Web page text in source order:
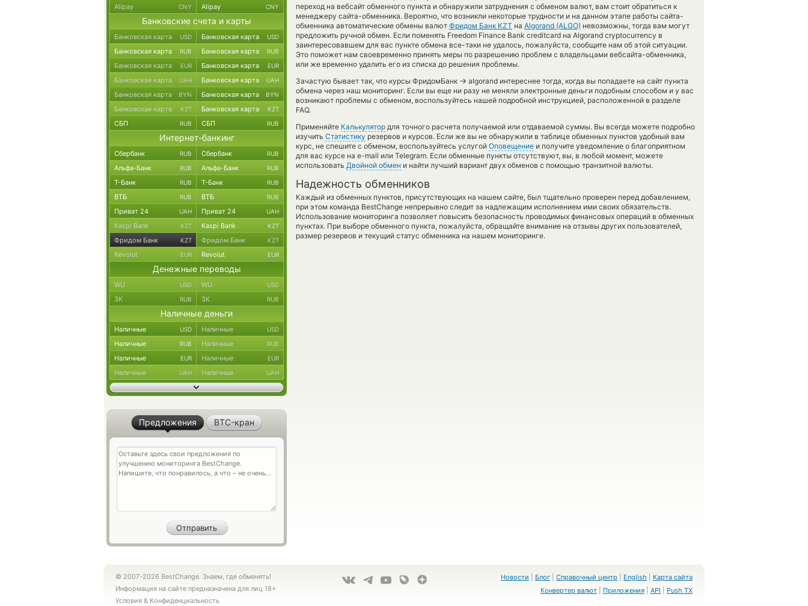
переход на вебсайт обменного пункта и обнаружили затруднения с обменом валют, вам стоит обратиться к
менеджеру сайта-обменника. Вероятно, что возникли некоторые трудности и на данном этапе работы сайта-
обменника автоматические обмены валют Фридом Банк KZT на Algorand (ALGO) невозможны, тогда вам могут
предложить ручной обмен. Если поменять Freedom Finance Bank creditcard на Algorand cryptocurrency в
заинтересовавшем для вас пункте обмена все-таки не удалось, пожалуйста, сообщите нам об этой ситуации.
Это поможет нам своевременно принять меры по разрешению проблем с владельцами вебсайта-обменника,
или же временно удалить его из списка до решения проблемы.
Зачастую бывает так, что курсы ФридомБанк → algorand интереснее тогда, когда вы попадаете на сайт пункта
обмена через наш мониторинг. Если вы еще ни разу не меняли электронные деньги подобным способом и у вас
возникают проблемы с обменом, воспользуйтесь нашей подробной инструкцией, расположенной в разделе
FAQ.
Применяйте Калькулятор для точного расчета получаемой или отдаваемой суммы. Вы всегда можете подробно
изучить Статистику резервов и курсов. Если же вы не обнаружили в таблице обменных пунктов удобный вам
курс, не спешите с обменом, воспользуйтесь услугой Оповещение и получите уведомление о благоприятном
для вас курсе на e-mail или Telegram. Если обменные пункты отсутствуют, вы, в любой момент, можете
использовать Двойной обмен и найти лучший вариант двух обменов с помощью транзитной валюты.
Надежность обменников
Каждый из обменных пунктов, присутствующих на нашем сайте, был тщательно проверен перед добавлением,
при этом команда BestChange непрерывно следит за надлежащим исполнением ими своих обязательств.
Использование мониторинга позволяет повысить безопасность проводимых финансовых операций в обменных
пунктах. При выборе обменного пункта, пожалуйста, обращайте внимание на отзывы других пользователей,
размер резервов и текущий статус обменника на нашем мониторинге.
Alipay CNY Alipay CNY
Банковские счета и карты
Банковская карта USD Банковская карта USD
Банковская карта RUB Банковская карта RUB
Банковская карта EUR Банковская карта EUR
Банковская карта UAH Банковская карта UAH
Банковская карта BYN Банковская карта BYN
Банковская карта KZT Банковская карта KZT
СБП RUB СБП RUB
Интернет-банкинг
Сбербанк RUB Сбербанк RUB
Альфа-Банк RUB Альфа-Банк RUB
Т-Банк RUB Т-Банк RUB
ВТБ RUB ВТБ RUB
Приват 24 UAH Приват 24 UAH
Kaspi Bank KZT Kaspi Bank KZT
Фридом Банк KZT Фридом Банк KZT
Revolut EUR Revolut EUR
Денежные переводы
WU USD WU USD
ЗК RUB ЗК RUB
Наличные деньги
Наличные USD Наличные USD
Наличные RUB Наличные RUB
Наличные EUR Наличные EUR
Наличные UAH Наличные UAH
Предложения BTC-кран
© 2007-2026 BestChange. Знаем, где обменять!
Информация на сайте предназначена для лиц 18+
Условия & Конфиденциальность
Новости Блог Справочный центр English
Карта сайта
Конвертер валют
Приложения API Push TX